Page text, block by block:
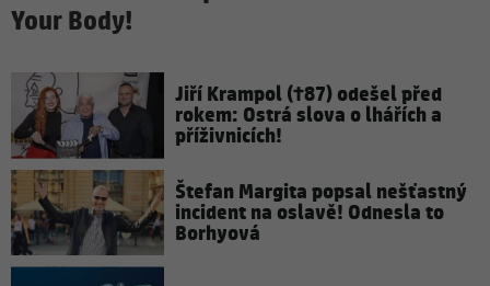
Your Body!
Jiří Krampol (†87) odešel před
rokem: Ostrá slova o lhářích a
příživnicích!
Štefan Margita popsal nešťastný
incident na oslavě! Odnesla to
Borhyová